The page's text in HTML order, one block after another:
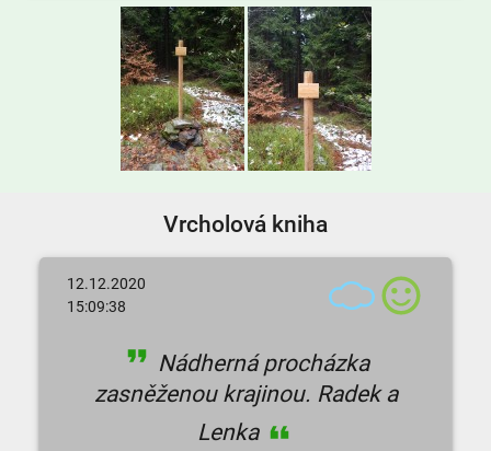
Vrcholová kniha
12.12.2020
15:09:38
Nádherná procházka
zasněženou krajinou. Radek a
Lenka